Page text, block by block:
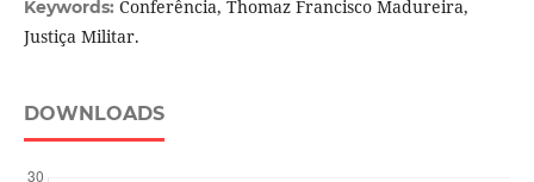
Keywords: Conferência, Thomaz Francisco Madureira,
Justiça Militar.
DOWNLOADS